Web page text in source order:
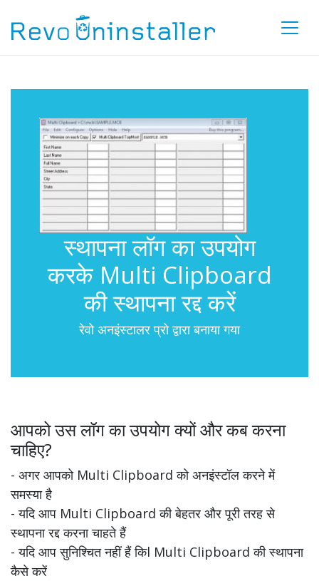
स्थापना लॉग का उपयोग
करके Multi Clipboard
की स्थापना रद्द करें
रेवो अनइंस्टालर प्रो द्वारा बनाया गया
आपको उस लॉग का उपयोग क्यों और कब करना
चाहिए?
- अगर आपको Multi Clipboard को अनइंस्टॉल करने में
समस्या है
- यदि आप Multi Clipboard की बेहतर और पूरी तरह से
स्थापना रद्द करना चाहते हैं
- यदि आप सुनिश्चित नहीं हैं किl Multi Clipboard की स्थापना
कैसे करें